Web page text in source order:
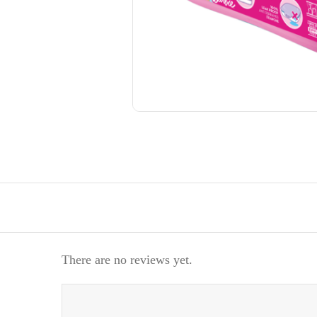
There are no reviews yet.